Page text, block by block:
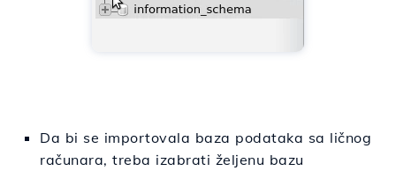
Da bi se importovala baza podataka sa ličnog
računara, treba izabrati željenu bazu